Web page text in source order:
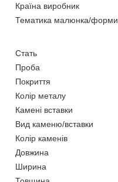
Країна виробник
Тематика малюнка/форми
Стать
Проба
Покриття
Колір металу
Камені вставки
Вид каменю/вставки
Колір каменів
Довжина
Ширина